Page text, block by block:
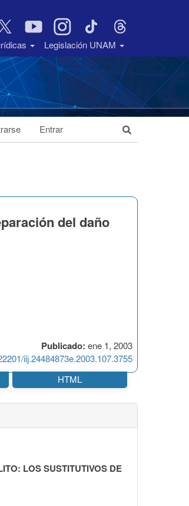
Legislación UNAM
Entrar
Publicado: ene 1, 2003
iij.24484873e.2003.107.3755
del daño
HTML
LOS SUSTITUTIVOS DE